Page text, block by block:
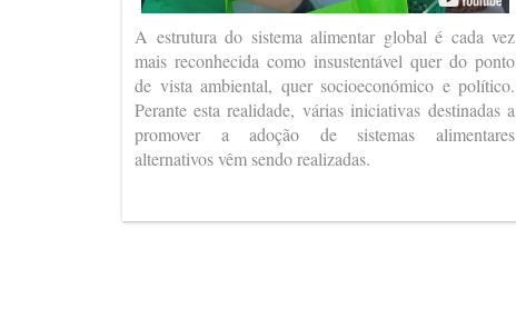
A estrutura do sistema alimentar global é cada vez
mais reconhecida como insustentável quer do ponto
de vista ambiental, quer socioeconómico e político.
Perante esta realidade, várias iniciativas destinadas a
promover a adoção de sistemas alimentares
alternativos vêm sendo realizadas.